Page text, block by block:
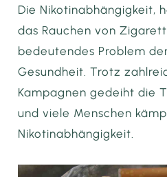
Die Nikotinabhängigkeit,
das Rauchen von
bedeutendes Problem
Gesundheit. Trotz
Kampagnen gedeiht die
und viele Menschen
Nikotinabhängigkeit.